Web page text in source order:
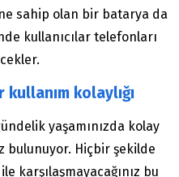
sahip olan bir batarya da
kullanıcılar telefonları
kolaylığı
yaşamınızda kolay
bulunuyor. Hiçbir şekilde
karşılaşmayacağınız bu